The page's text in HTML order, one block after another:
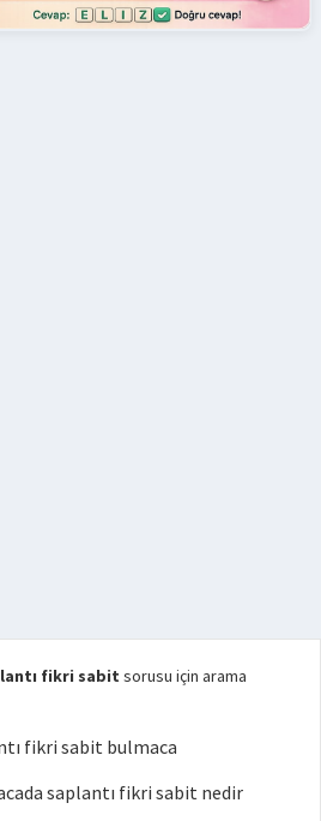
fikri sabit sorusu için arama
fikri sabit bulmaca
saplantı fikri sabit nedir